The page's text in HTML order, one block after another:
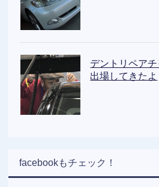
デントリペア
出場してきたよ
facebookもチェック！